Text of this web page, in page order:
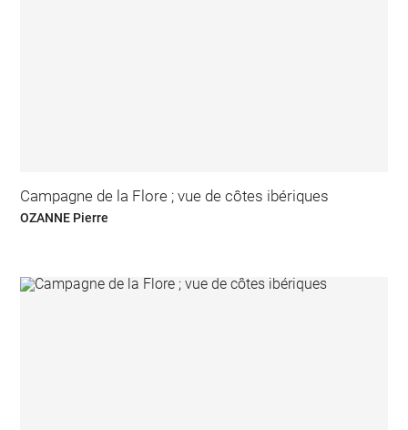
Campagne de la Flore ; vue de côtes ibériques
OZANNE Pierre